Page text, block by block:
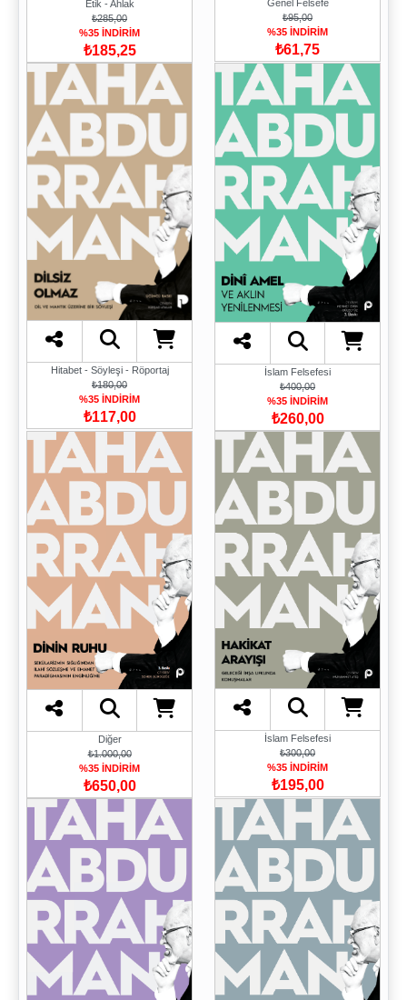
Etik - Ahlak
₺285,00
%35 İNDİRİM
₺185,25
Genel Felsefe
₺95,00
%35 İNDİRİM
₺61,75
Hitabet - Söyleşi - Röportaj
₺180,00
%35 İNDİRİM
₺117,00
İslam Felsefesi
₺400,00
%35 İNDİRİM
₺260,00
Diğer
₺1.000,00
%35 İNDİRİM
₺650,00
İslam Felsefesi
₺300,00
%35 İNDİRİM
₺195,00